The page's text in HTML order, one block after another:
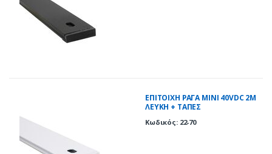
ΕΠΙΤΟΙΧΗ ΡΑΓΑ ΜΙΝΙ 40VDC 2M
ΛΕΥΚΗ + ΤΑΠΕΣ
Κωδικός: 22-70